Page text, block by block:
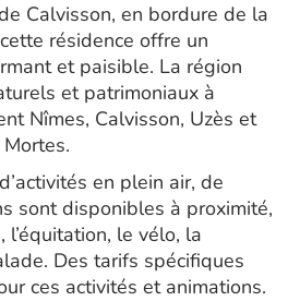
Calvisson, en bordure de la
résidence offre un
et paisible. La région
et patrimoniaux à
Nîmes, Calvisson, Uzès et
en plein air, de
sont disponibles à proximité,
le vélo, la
Des tarifs spécifiques
ces activités et animations.